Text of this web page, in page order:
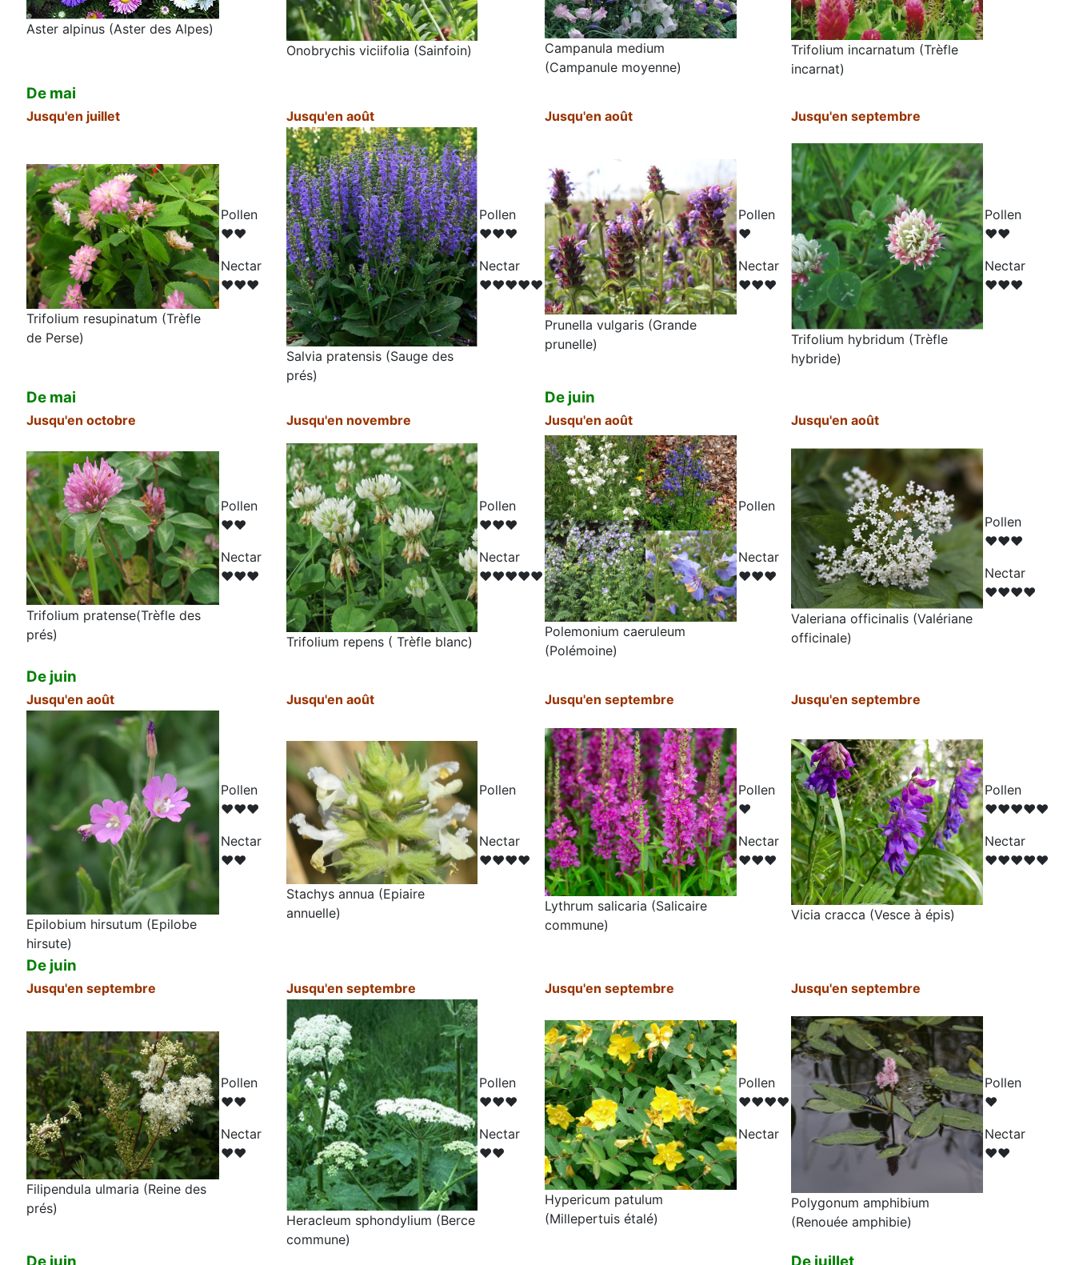
Aster alpinus (Aster des Alpes)
Onobrychis viciifolia (Sainfoin)
Campanula medium
(Campanule moyenne)
Trifolium incarnatum (Trèfle
incarnat)
De mai
Jusqu'en juillet Jusqu'en août Jusqu'en août Jusqu'en septembre
Trifolium resupinatum (Trèfle
de Perse)
Pollen
♥♥
Nectar
♥♥♥
Salvia pratensis (Sauge des
prés)
Pollen
♥♥♥
Nectar
♥♥♥♥♥
Prunella vulgaris (Grande
prunelle)
Pollen
♥
Nectar
♥♥♥
Trifolium hybridum (Trèfle
hybride)
Pollen
♥♥
Nectar
♥♥♥
De mai De juin
Jusqu'en octobre Jusqu'en novembre Jusqu'en août Jusqu'en août
Trifolium pratense(Trèfle des
prés)
Pollen
♥♥
Nectar
♥♥♥
Trifolium repens ( Trèfle blanc)
Pollen
♥♥♥
Nectar
♥♥♥♥♥
Polemonium caeruleum
(Polémoine)
Pollen
Nectar
♥♥♥
Valeriana officinalis (Valériane
officinale)
Pollen
♥♥♥
Nectar
♥♥♥♥
De juin
Jusqu'en août Jusqu'en août Jusqu'en septembre Jusqu'en septembre
Epilobium hirsutum (Epilobe
hirsute)
Pollen
♥♥♥
Nectar
♥♥
Stachys annua (Epiaire
annuelle)
Pollen
Nectar
♥♥♥♥
Lythrum salicaria (Salicaire
commune)
Pollen
♥
Nectar
♥♥♥
Vicia cracca (Vesce à épis)
Pollen
♥♥♥♥♥
Nectar
♥♥♥♥♥
De juin
Jusqu'en septembre Jusqu'en septembre Jusqu'en septembre Jusqu'en septembre
Filipendula ulmaria (Reine des
prés)
Pollen
♥♥
Nectar
♥♥
Heracleum sphondylium (Berce
commune)
Pollen
♥♥♥
Nectar
♥♥
Hypericum patulum
(Millepertuis étalé)
Pollen
♥♥♥♥
Nectar
Polygonum amphibium
(Renouée amphibie)
Pollen
♥
Nectar
♥♥